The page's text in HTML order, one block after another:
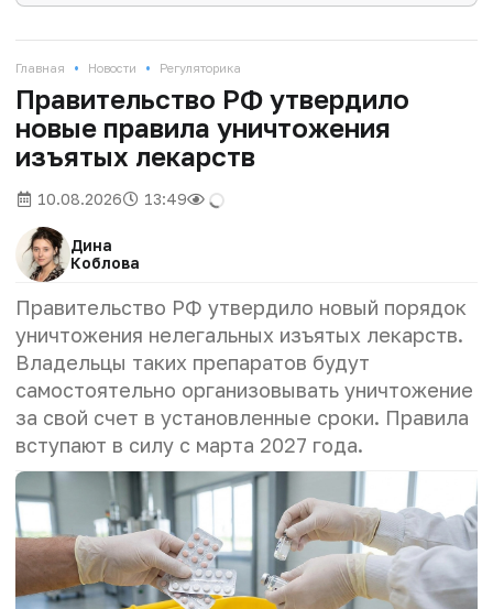
Главная • Новости • Регуляторика
Правительство РФ утвердило
новые правила уничтожения
изъятых лекарств
10.08.2026 13:49
Дина
Коблова
Правительство РФ утвердило новый порядок
уничтожения нелегальных изъятых лекарств.
Владельцы таких препаратов будут
самостоятельно организовывать уничтожение
за свой счет в установленные сроки. Правила
вступают в силу с марта 2027 года.